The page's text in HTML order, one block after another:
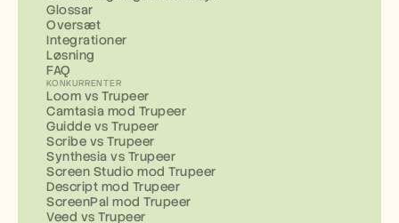
Glossar
Oversæt
Integrationer
Løsning
FAQ
KONKURRENTER
Loom vs Trupeer
Camtasia mod Trupeer
Guidde vs Trupeer
Scribe vs Trupeer
Synthesia vs Trupeer
Screen Studio mod Trupeer
Descript mod Trupeer
ScreenPal mod Trupeer
Veed vs Trupeer